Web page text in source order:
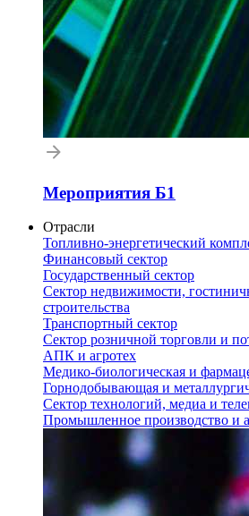
Мероприятия Б1
Отрасли
Топливно-энергетический
Финансовый сектор
Государственный сектор
Сектор недвижимости,
строительства
Транспортный сектор
Сектор розничной торговли и
АПК и агротех
Медико-биологическая и
Горнодобывающая и
Сектор технологий, медиа и
Промышленное производство и